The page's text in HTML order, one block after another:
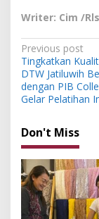
Writer: Cim /Rls
P
o
s
t
n
a
v
i
g
Previous post
Tingkatkan
DTW Jatiluwih
dengan PIB
Gelar Pelatihan
Don't Miss